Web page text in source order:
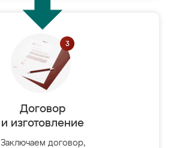
Договор
и изготовление
Заключаем договор,